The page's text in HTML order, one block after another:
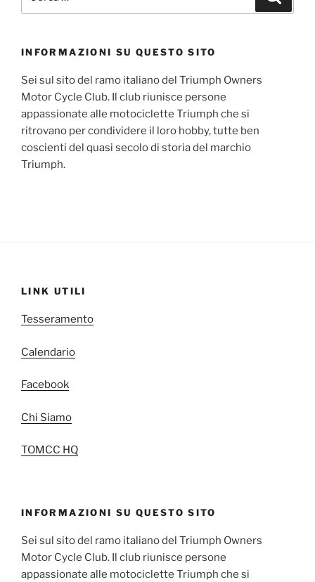
INFORMAZIONI SU QUESTO SITO
Sei sul sito del ramo italiano del Triumph Owners
Motor Cycle Club. Il club riunisce persone
appassionate alle motociclette Triumph che si
ritrovano per condividere il loro hobby, tutte ben
coscienti del quasi secolo di storia del marchio
Triumph.
LINK UTILI
Tesseramento
Calendario
Facebook
Chi Siamo
TOMCC HQ
INFORMAZIONI SU QUESTO SITO
Sei sul sito del ramo italiano del Triumph Owners
Motor Cycle Club. Il club riunisce persone
appassionate alle motociclette Triumph che si